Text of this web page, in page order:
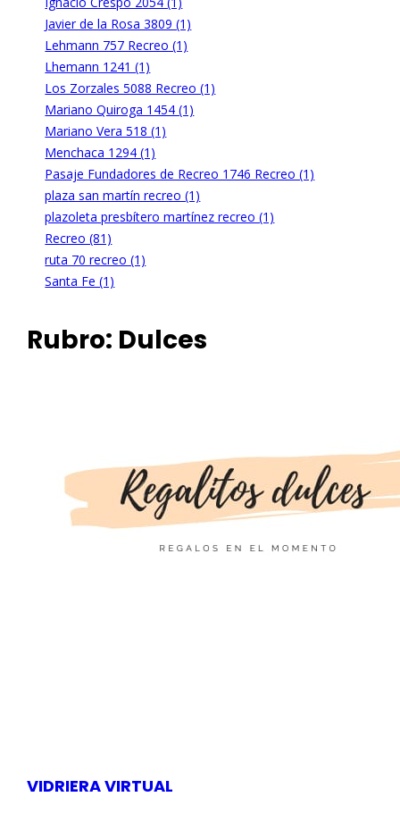
Javier de la Rosa 3809 (1)
Lehmann 757 Recreo (1)
Lhemann 1241 (1)
Los Zorzales 5088 Recreo (1)
Mariano Quiroga 1454 (1)
Mariano Vera 518 (1)
Menchaca 1294 (1)
Pasaje Fundadores de Recreo 1746 Recreo (1)
plaza san martín recreo (1)
plazoleta presbítero martínez recreo (1)
Recreo (81)
ruta 70 recreo (1)
Santa Fe (1)
Rubro: Dulces
Regalito
s Dulces
VIDRIERA VIRTUAL